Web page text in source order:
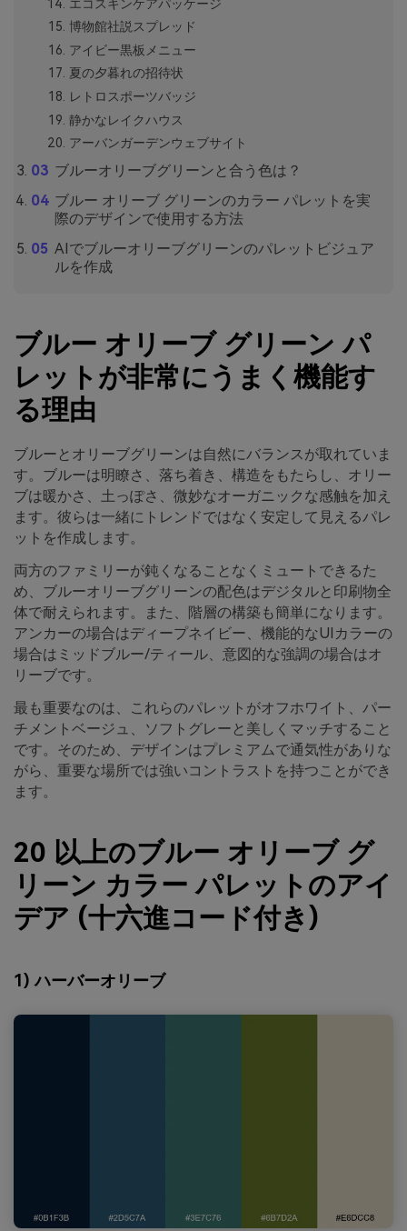
エコスキンケアパッケージ
博物館社説スプレッド
アイビー黒板メニュー
夏の夕暮れの招待状
レトロスポーツバッジ
静かなレイクハウス
アーバンガーデンウェブサイト
ブルーオリーブグリーンと合う色は？
ブルー オリーブ グリーンのカラー パレットを実
際のデザインで使用する方法
AIでブルーオリーブグリーンのパレットビジュア
ルを作成
ブルー オリーブ グリーン パ
レットが非常にうまく機能す
る理由
ブルーとオリーブグリーンは自然にバランスが取れていま
す。ブルーは明瞭さ、落ち着き、構造をもたらし、オリー
ブは暖かさ、土っぽさ、微妙なオーガニックな感触を加え
ます。彼らは一緒にトレンドではなく安定して見えるパレ
ットを作成します。
両方のファミリーが鈍くなることなくミュートできるた
め、ブルーオリーブグリーンの配色はデジタルと印刷物全
体で耐えられます。また、階層の構築も簡単になります。
アンカーの場合はディープネイビー、機能的なUIカラーの
場合はミッドブルー/ティール、意図的な強調の場合はオ
リーブです。
最も重要なのは、これらのパレットがオフホワイト、パー
チメントベージュ、ソフトグレーと美しくマッチすること
です。そのため、デザインはプレミアムで通気性がありな
がら、重要な場所では強いコントラストを持つことができ
ます。
20 以上のブルー オリーブ グ
リーン カラー パレットのアイ
デア (十六進コード付き)
1) ハーバーオリーブ